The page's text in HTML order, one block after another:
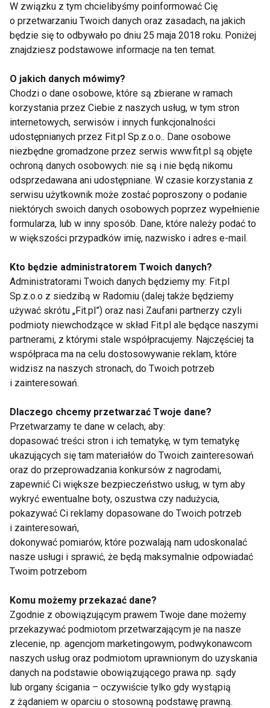
latynoamerykańskich i standardowych oraz w 10
tańcach, I miejsce na German Open, I miejsce na
Mistrzostwach Czech. Jest dwukrotną finalistką
Świata(IDSF Word Cup Latin), półfinalistka
Mistrzostw Świata w 10 tańcach, I miejsce na United
Kingdom Championships, półfinalistka festiwalu w
Blackpool (najbardziej prestiżowy turniej taneczny
na świecie).
Jej aktualnym partnerem tanecznym jest Stefano
Terrazzino, trenują razem od roku i są aktualnymi
finalistami Mistrzostw Niemiec.
klasę międzynarodową) w stylu latynoamerykańskim
i standardowym.
Chociaż udział w programie „Taniec z gwiazdami”
oznaczał dla niej i jej partnera nawet 3 miesiące
przerwy w treningach, to obydwoje uznali, że warto
spróbować. Nie żałuje, że zrobiła sobie przerwę po
kilkunastu latach życia według planu „trening rano,
trening wieczorem, wyjazd na turniej”. Udział w
programie to zupełnie nowe i inspirujące
doświadczenie.
PRZEMYSŁAW SADOWSKI EWA SZABATIN
FIT LIGHT
Przemysław Sadowski
Taniec z Gwiazdami -
odcinek siódmy
Taniec z Gwiazdami -
odcinek szósty
W związku z tym chcielibyśmy poinformować Cię
o przetwarzaniu Twoich danych oraz zasadach, na jakich
będzie się to odbywało po dniu 25 maja 2018 roku. Poniżej
znajdziesz podstawowe informacje na ten temat.
O jakich danych mówimy?
Chodzi o dane osobowe, które są zbierane w ramach
korzystania przez Ciebie z naszych usług, w tym stron
internetowych, serwisów i innych funkcjonalności
udostępnianych przez Fit.pl Sp.z.o.o.. Dane osobowe
niezbędne gromadzone przez serwis www.fit.pl są objęte
ochroną danych osobowych: nie są i nie będą nikomu
odsprzedawana ani udostępniane. W czasie korzystania z
serwisu użytkownik może zostać poproszony o podanie
niektórych swoich danych osobowych poprzez wypełnienie
formularza, lub w inny sposób. Dane, które należy podać to
w większości przypadków imię, nazwisko i adres e-mail.
Kto będzie administratorem Twoich danych?
Administratorami Twoich danych będziemy my: Fit.pl
Sp.z.o.o z siedzibą w Radomiu (dalej także będziemy
używać skrótu „Fit.pl”) oraz nasi Zaufani partnerzy czyli
podmioty niewchodzące w skład Fit.pl ale będące naszymi
partnerami, z którymi stale współpracujemy. Najczęściej ta
współpraca ma na celu dostosowywanie reklam, które
widzisz na naszych stronach, do Twoich potrzeb
i zainteresowań.
Dlaczego chcemy przetwarzać Twoje dane?
Przetwarzamy te dane w celach, aby:
dopasować treści stron i ich tematykę, w tym tematykę
ukazujących się tam materiałów do Twoich zainteresowań
oraz do przeprowadzania konkursów z nagrodami,
zapewnić Ci większe bezpieczeństwo usług, w tym aby
wykryć ewentualne boty, oszustwa czy nadużycia,
pokazywać Ci reklamy dopasowane do Twoich potrzeb
i zainteresowań,
dokonywać pomiarów, które pozwalają nam udoskonalać
nasze usługi i sprawić, że będą maksymalnie odpowiadać
Twoim potrzebom
Komu możemy przekazać dane?
Zgodnie z obowiązującym prawem Twoje dane możemy
przekazywać podmiotom przetwarzającym je na nasze
zlecenie, np. agencjom marketingowym, podwykonawcom
naszych usług oraz podmiotom uprawnionym do uzyskania
danych na podstawie obowiązującego prawa np. sądy
lub organy ścigania – oczywiście tylko gdy wystąpią
z żądaniem w oparciu o stosowną podstawę prawną.